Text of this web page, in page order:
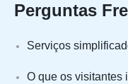
Perguntas
Serviços
O que os visitantes